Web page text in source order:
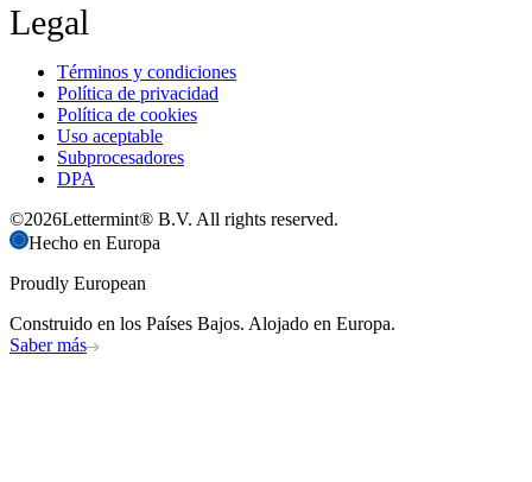
Legal
Términos y condiciones
Política de privacidad
Política de cookies
Uso aceptable
Subprocesadores
DPA
©2026Lettermint® B.V. All rights reserved.
Hecho en Europa
Proudly European
Construido en los Países Bajos. Alojado en Europa.
Saber más